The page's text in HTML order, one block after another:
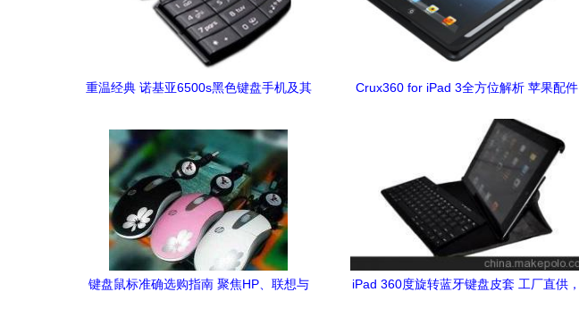
重温经典 诺基亚6500s黑色键盘手机及其
Crux360 for iPad 3全方位解析 苹果配件
键盘鼠标准确选购指南 聚焦HP、联想与
iPad 360度旋转蓝牙键盘皮套 工厂直供，